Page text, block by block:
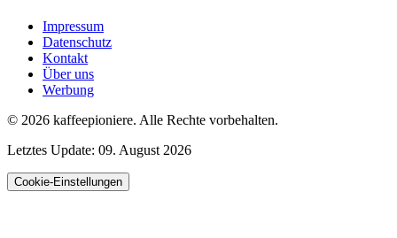
Impressum
Datenschutz
Kontakt
Über uns
Werbung
© 2026 kaffeepioniere. Alle Rechte vorbehalten.
Letztes Update: 09. August 2026
Cookie-Einstellungen